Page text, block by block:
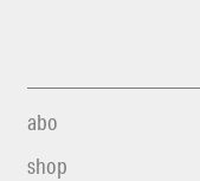
abo
shop